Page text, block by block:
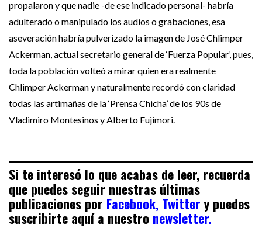
propalaron y que nadie -de ese indicado personal- habría
adulterado o manipulado los audios o grabaciones, esa
aseveración habría pulverizado la imagen de José Chlimper
Ackerman, actual secretario general de ‘Fuerza Popular’, pues,
toda la población volteó a mirar quien era realmente
Chlimper Ackerman y naturalmente recordó con claridad
todas las artimañas de la ‘Prensa Chicha’ de los 90s de
Vladimiro Montesinos y Alberto Fujimori.
Si te interesó lo que acabas de leer, recuerda
que puedes seguir nuestras últimas
publicaciones por Facebook, Twitter y puedes
suscribirte aquí a nuestro newsletter.